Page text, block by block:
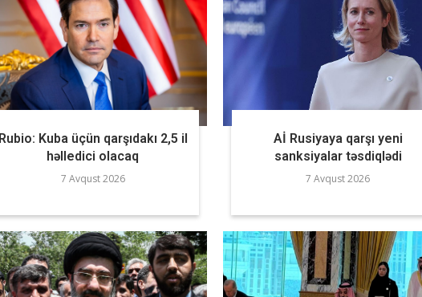
Rubio: Kuba üçün qarşıdakı 2,5 il
həlledici olacaq
7 Avqust 2026
Aİ Rusiyaya qarşı yeni
sanksiyalar təsdiqlədi
7 Avqust 2026